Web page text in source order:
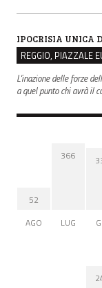
IPOCRISIA UNICA
L'inazione delle forze
a quel punto chi avrà il
52
AGO
366
LUG